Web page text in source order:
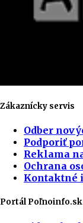
Zákaznícky servis
Odber
Podporiť
Reklama
Ochrana
Kontaktné
Portál Poľnoinfo.sk